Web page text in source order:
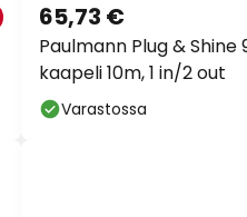
Paulmann Plug & Shine
kaapeli 10m, 1 in/2 out
65,73 €
Varastossa